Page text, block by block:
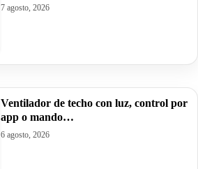
7 agosto, 2026
Ventilador de techo con luz, control por
app o mando…
6 agosto, 2026